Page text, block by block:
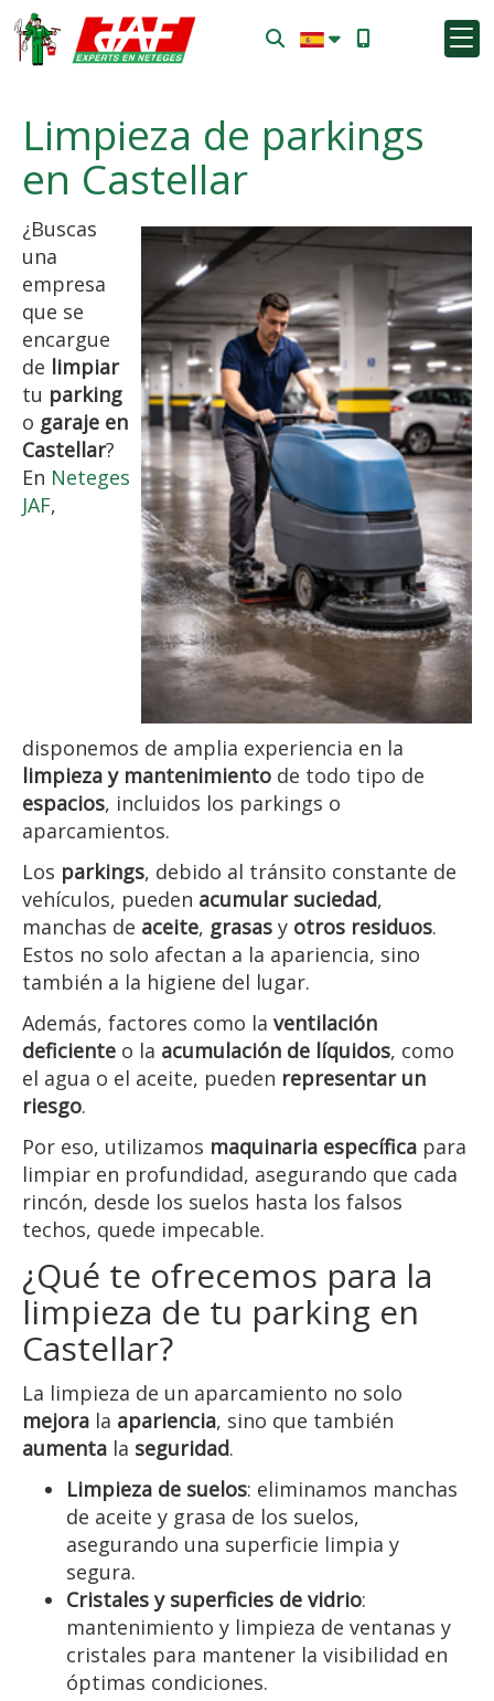
Limpieza de parkings
en Castellar
¿Buscas
una
empresa
que se
encargue
de limpiar
tu parking
o garaje en
Castellar?
En Neteges
JAF,
disponemos de amplia experiencia en la
limpieza y mantenimiento de todo tipo de
espacios, incluidos los parkings o
aparcamientos.
Los parkings, debido al tránsito constante de
vehículos, pueden acumular suciedad,
manchas de aceite, grasas y otros residuos.
Estos no solo afectan a la apariencia, sino
también a la higiene del lugar.
Además, factores como la ventilación
deficiente o la acumulación de líquidos, como
el agua o el aceite, pueden representar un
riesgo.
Por eso, utilizamos maquinaria específica para
limpiar en profundidad, asegurando que cada
rincón, desde los suelos hasta los falsos
techos, quede impecable.
¿Qué te ofrecemos para la
limpieza de tu parking en
Castellar?
La limpieza de un aparcamiento no solo
mejora la apariencia, sino que también
aumenta la seguridad.
Limpieza de suelos: eliminamos manchas
de aceite y grasa de los suelos,
asegurando una superficie limpia y
segura.
Cristales y superficies de vidrio:
mantenimiento y limpieza de ventanas y
cristales para mantener la visibilidad en
óptimas condiciones.